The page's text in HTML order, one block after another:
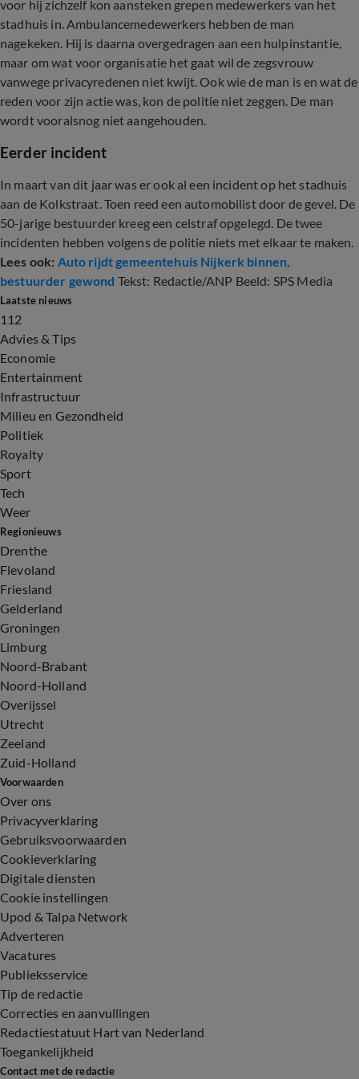
voor hij zichzelf kon aansteken grepen medewerkers van het
stadhuis in. Ambulancemedewerkers hebben de man
nagekeken. Hij is daarna overgedragen aan een hulpinstantie,
maar om wat voor organisatie het gaat wil de zegsvrouw
vanwege privacyredenen niet kwijt. Ook wie de man is en wat de
reden voor zijn actie was, kon de politie niet zeggen. De man
wordt vooralsnog niet aangehouden.
Eerder incident
In maart van dit jaar was er ook al een incident op het stadhuis
aan de Kolkstraat. Toen reed een automobilist door de gevel. De
50-jarige bestuurder kreeg een celstraf opgelegd. De twee
incidenten hebben volgens de politie niets met elkaar te maken.
Lees ook: Auto rijdt gemeentehuis Nijkerk binnen,
bestuurder gewond Tekst: Redactie/ANP Beeld: SPS Media
Laatste nieuws
112
Advies & Tips
Economie
Entertainment
Infrastructuur
Milieu en Gezondheid
Politiek
Royalty
Sport
Tech
Weer
Regionieuws
Drenthe
Flevoland
Friesland
Gelderland
Groningen
Limburg
Noord-Brabant
Noord-Holland
Overijssel
Utrecht
Zeeland
Zuid-Holland
Voorwaarden
Over ons
Privacyverklaring
Gebruiksvoorwaarden
Cookieverklaring
Digitale diensten
Cookie instellingen
Upod & Talpa Network
Adverteren
Vacatures
Publieksservice
Tip de redactie
Correcties en aanvullingen
Redactiestatuut Hart van Nederland
Toegankelijkheid
Contact met de redactie